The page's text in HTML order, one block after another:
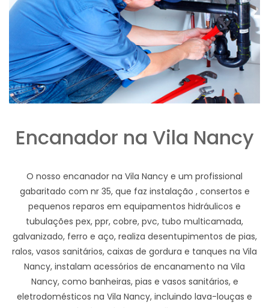
Encanador na Vila Nancy
O nosso encanador na Vila Nancy e um profissional
gabaritado com nr 35, que faz instalação , consertos e
pequenos reparos em equipamentos hidráulicos e
tubulações pex, ppr, cobre, pvc, tubo multicamada,
galvanizado, ferro e aço, realiza desentupimentos de pias,
ralos, vasos sanitários, caixas de gordura e tanques na Vila
Nancy, instalam acessórios de encanamento na Vila
Nancy, como banheiras, pias e vasos sanitários, e
eletrodomésticos na Vila Nancy, incluindo lava-louças e